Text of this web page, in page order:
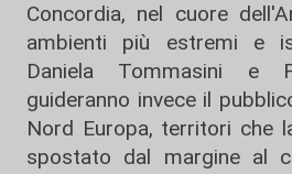
Concordia, nel cuore
ambienti più estremi e
Daniela Tommasini e
guideranno invece il
Nord Europa, territori che
spostato dal margine al